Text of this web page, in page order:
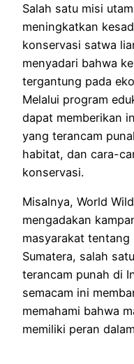
Salah satu misi
meningkatkan
konservasi satwa
menyadari bahwa
tergantung pada
Melalui program
dapat memberikan
yang terancam
habitat, dan cara-
konservasi.
Misalnya, World
mengadakan
masyarakat tentang
Sumatera, salah
terancam punah di
semacam ini
memahami bahwa
memiliki peran